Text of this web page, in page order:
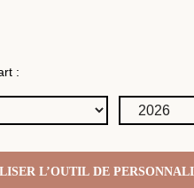
:
L’OUTIL DE